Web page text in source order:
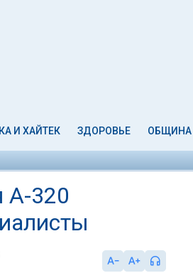
И ХАЙТЕК ЗДОРОВЬЕ ОБЩИНА
A-320